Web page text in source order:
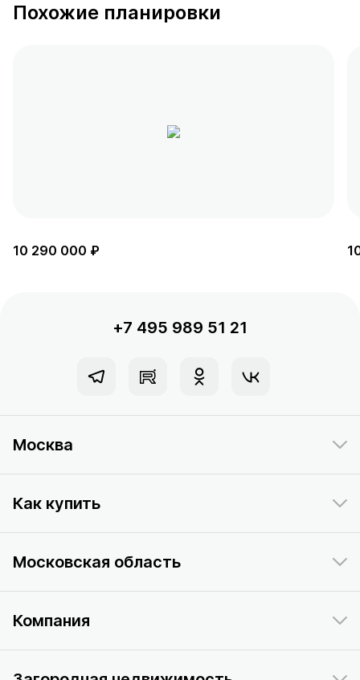
Похожие планировки
10 290 000 ₽
+7 495 989 51 21
Москва
Как купить
Московская область
Компания